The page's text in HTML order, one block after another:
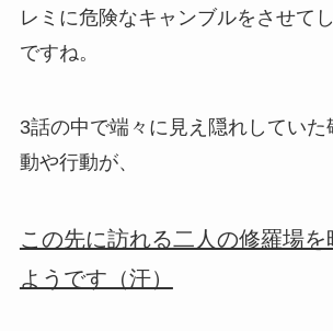
レミに危険なキャンブルをさせて
ですね。
3話の中で端々に見え隠れしてい
動や行動が、
この先に訪れる二人の修羅場を
ようです（汗）